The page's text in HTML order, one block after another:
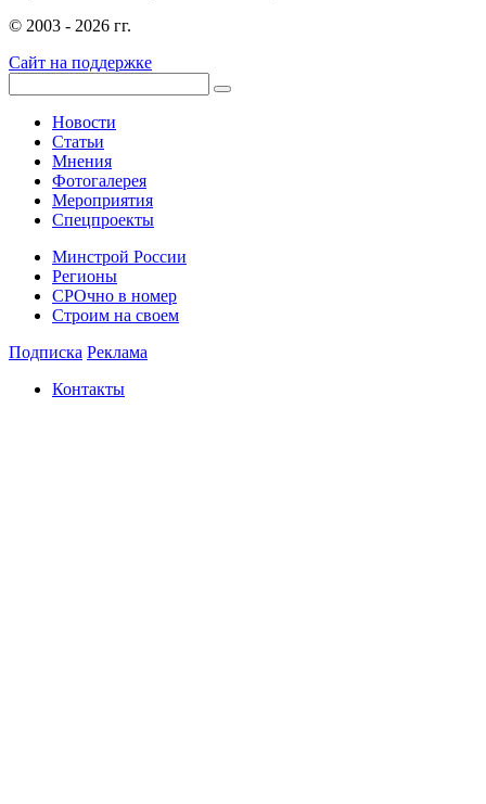
© 2003 - 2026 гг.
Сайт на поддержке
Новости
Статьи
Мнения
Фотогалерея
Мероприятия
Спецпроекты
Минстрой России
Регионы
СРОчно в номер
Строим на своем
Подписка Реклама
Контакты